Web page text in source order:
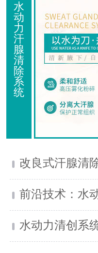
水
动
力
汗
腺
清
除
系
统
改良式汗腺清
前沿技术：水
水动力清创系